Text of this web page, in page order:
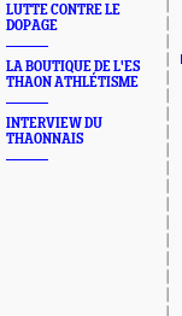
LUTTE CONTRE LE
DOPAGE
LA BOUTIQUE DE L'ES
THAON ATHLÉTISME
INTERVIEW DU
THAONNAIS